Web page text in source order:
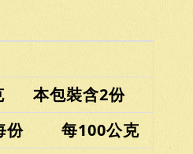
本包裝含2份
100公克